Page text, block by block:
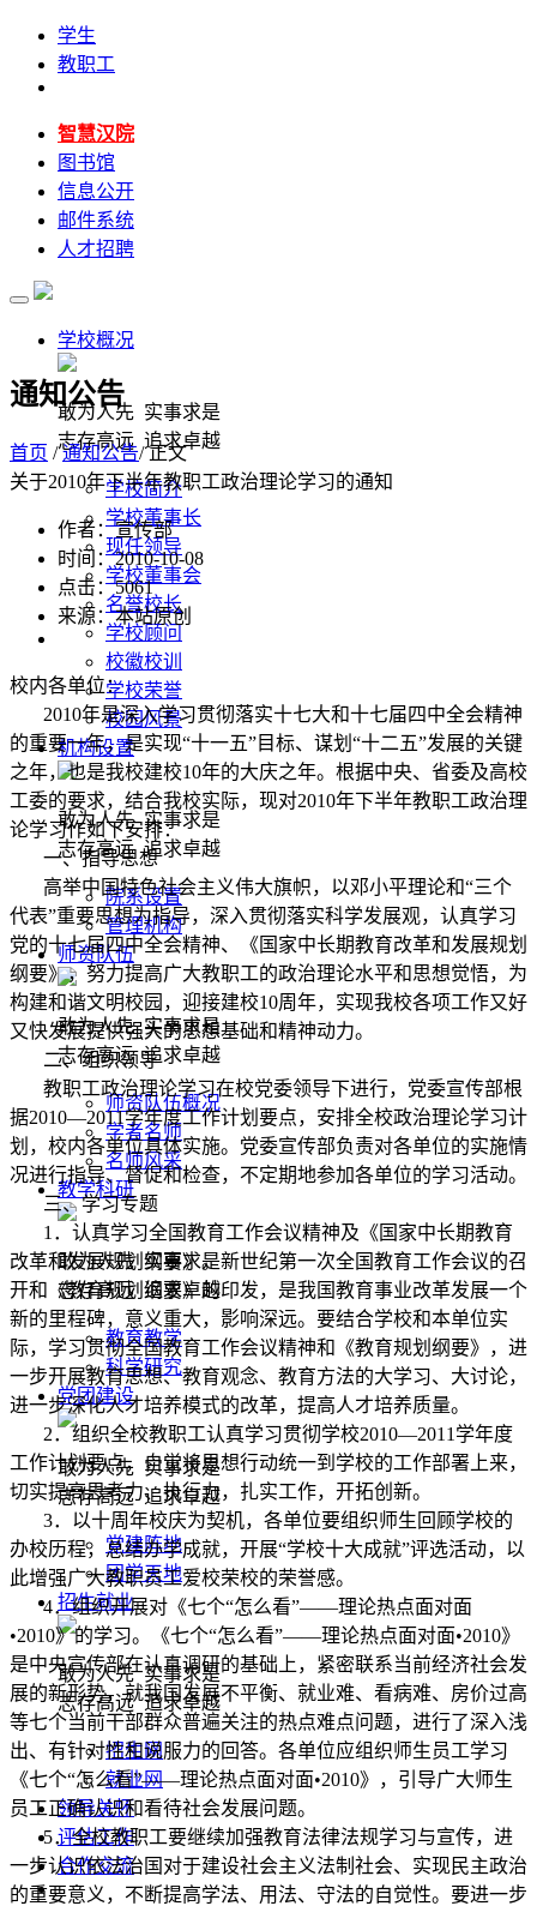
学生
教职工
智慧汉院
图书馆
信息公开
邮件系统
人才招聘
学校概况
敢为人先 实事求是
志存高远 追求卓越
学校简介
学校董事长
现任领导
学校董事会
名誉校长
学校顾问
校徽校训
学校荣誉
校园风景
机构设置
敢为人先 实事求是
志存高远 追求卓越
院系设置
管理机构
师资队伍
敢为人先 实事求是
志存高远 追求卓越
师资队伍概况
学者名师
名师风采
教学科研
敢为人先 实事求是
志存高远 追求卓越
教育教学
科学研究
党团建设
敢为人先 实事求是
志存高远 追求卓越
党建阵地
团学天地
招生就业
敢为人先 实事求是
志存高远 追求卓越
招生网
就业网
领导关怀
评估工作
合作交流
通知公告
首页 /通知公告/ 正文
关于2010年下半年教职工政治理论学习的通知
作者：宣传部
时间：2010-10-08
点击：5061
来源：本站原创
校内各单位：
2010年是深入学习贯彻落实十七大和十七届四中全会精神
的重要一年，是实现“十一五”目标、谋划“十二五”发展的关键
之年，也是我校建校10年的大庆之年。根据中央、省委及高校
工委的要求，结合我校实际，现对2010年下半年教职工政治理
论学习作如下安排：
一、指导思想
高举中国特色社会主义伟大旗帜，以邓小平理论和“三个
代表”重要思想为指导，深入贯彻落实科学发展观，认真学习
党的十七届四中全会精神、《国家中长期教育改革和发展规划
纲要》，努力提高广大教职工的政治理论水平和思想觉悟，为
构建和谐文明校园，迎接建校10周年，实现我校各项工作又好
又快发展提供强大的思想基础和精神动力。
二、组织领导
教职工政治理论学习在校党委领导下进行，党委宣传部根
据2010—2011学年度工作计划要点，安排全校政治理论学习计
划，校内各单位具体实施。党委宣传部负责对各单位的实施情
况进行指导、督促和检查，不定期地参加各单位的学习活动。
三、学习专题
1 ．认真学习全国教育工作会议精神及《国家中长期教育
改革和发展规划纲要》。新世纪第一次全国教育工作会议的召
开和《教育规划纲要》的印发，是我国教育事业改革发展一个
新的里程碑，意义重大，影响深远。要结合学校和本单位实
际，学习贯彻全国教育工作会议精神和《教育规划纲要》，进
一步开展教育思想、教育观念、教育方法的大学习、大讨论，
进一步深化人才培养模式的改革，提高人才培养质量。
2．组织全校教职工认真学习贯彻学校2010—2011 学年度
工作计划要点，自觉将思想行动统一到学校的工作部署上来，
切实提高思考力、执行力，扎实工作，开拓创新。
3．以十周年校庆为契机，各单位要组织师生回顾学校的
办校历程，总结办学成就，开展“学校十大成就”评选活动，以
此增强广大教职员工爱校荣校的荣誉感。
4．组织开展对《七个“怎么看”——理论热点面对面
•2010》的学习。《七个“怎么看”——理论热点面对面•2010》
是中央宣传部在认真调研的基础上，紧密联系当前经济社会发
展的新形势，就我国发展不平衡、就业难、看病难、房价过高
等七个当前干部群众普遍关注的热点难点问题，进行了深入浅
出、有针对性和说服力的回答。各单位应组织师生员工学习
《七个“怎么看”——理论热点面对面•2010》，引导广大师生
员工正确认识和看待社会发展问题。
5．全校教职工要继续加强教育法律法规学习与宣传，进
一步认识依法治国对于建设社会主义法制社会、实现民主政治
的重要意义，不断提高学法、用法、守法的自觉性。要进一步